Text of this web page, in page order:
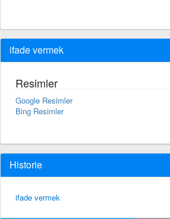
ifade vermek
Resimler
Google Resimler
Bing Resimler
Historie
ifade vermek